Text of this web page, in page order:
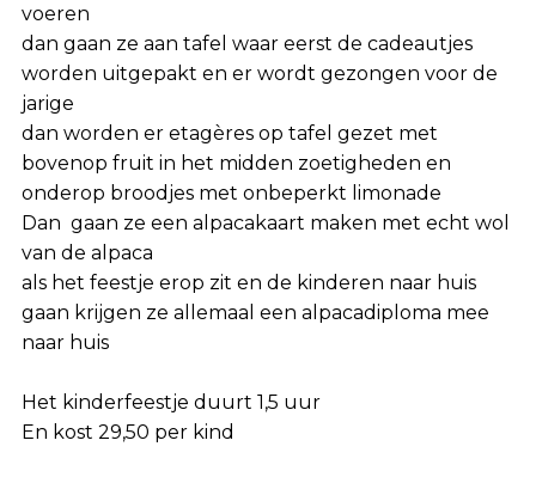
voeren
dan gaan ze aan tafel waar eerst de cadeautjes
worden uitgepakt en er wordt gezongen voor de
jarige
dan worden er etagères op tafel gezet met
bovenop fruit in het midden zoetigheden en
onderop broodjes met onbeperkt limonade
Dan gaan ze een alpacakaart maken met echt wol
van de alpaca
als het feestje erop zit en de kinderen naar huis
gaan krijgen ze allemaal een alpacadiploma mee
naar huis
Het kinderfeestje duurt 1,5 uur
En kost 29,50 per kind